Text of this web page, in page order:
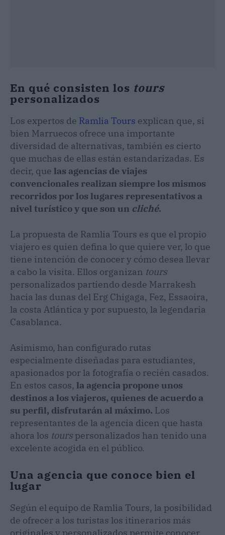
En qué consisten los tours
personalizados
Los expertos de Ramlia Tours explican que, si
bien Marruecos ofrece una importante
diversidad de alternativas, también es cierto
que muchas de ellas están estandarizadas. Es
decir, que las agencias de viajes
convencionales realizan siempre los mismos
recorridos por los lugares representativos a
nivel turístico y que son un cliché.
La propuesta de Ramlia Tours es que el propio
viajero es quien defina lo que quiere ver, lo que
tiene intención de conocer y cómo desea llevar
a cabo la visita. Ellos organizan tours
personalizados partiendo desde Marrakesh
hacia las dunas del Erg Chigaga, Fez, Essaoira,
la costa Atlántica y por supuesto, la legendaria
Casablanca.
Asimismo, han configurado rutas
especialmente diseñadas para estudiantes,
apasionados por la fotografía o recién casados.
En estos casos, la agencia propone unos
destinos a los viajeros, quienes de acuerdo a
su perfil, disfrutarán al máximo. Los
representantes de la agencia dicen que hasta
ahora los tourspersonalizados han tenido una
excelente acogida en el público.
Una agencia que conoce bien el
lugar
Según el equipo de Ramlia Tours, la posibilidad
de ofrecer a los turistas los itinerarios más
originales y personalizados permite conocer